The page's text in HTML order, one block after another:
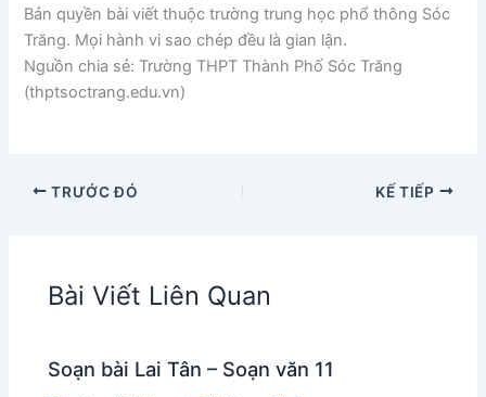
Bản quyền bài viết thuộc trường trung học phổ thông Sóc
Trăng. Mọi hành vi sao chép đều là gian lận.
Nguồn chia sẻ: Trường THPT Thành Phố Sóc Trăng
(thptsoctrang.edu.vn)
TRƯỚC ĐÓ KẾ TIẾP
Bài Viết Liên Quan
Soạn bài Lai Tân – Soạn văn 11